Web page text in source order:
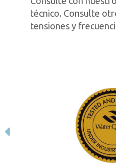
técnico. Consulte
tensiones y